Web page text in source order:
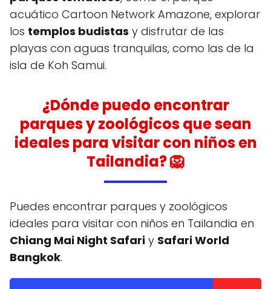
acuático Cartoon Network Amazone, explorar
los templos budistas y disfrutar de las
playas con aguas tranquilas, como las de la
isla de Koh Samui.
¿Dónde puedo encontrar
parques y zoológicos que sean
ideales para visitar con niños en
Tailandia? 🦁
Puedes encontrar parques y zoológicos
ideales para visitar con niños en Tailandia en
Chiang Mai Night Safari y Safari World
Bangkok.